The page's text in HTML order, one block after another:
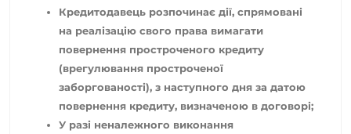
Кредитодавець розпочинає дії, спрямовані
на реалізацію свого права вимагати
повернення простроченого кредиту
(врегулювання простроченої
заборгованості), з наступного дня за датою
повернення кредиту, визначеною в договорі;
У разі неналежного виконання